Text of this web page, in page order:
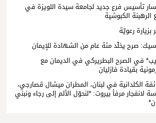
تأسيس فرع جديد لجامعة سيدة اللويزة في
الرهبنة الكبوشية
رعويّة
صرح يخلّد مئة عام من الشهادة للإيمان
في الصرح البطريركي في الديمان مع
بقيادة فازليان
الكلدانية في لبنان، المطران ميشال قصارجي،
لانفجار مرفأ بيروت: *لنحوّل الألم إلى رجاء ونبني